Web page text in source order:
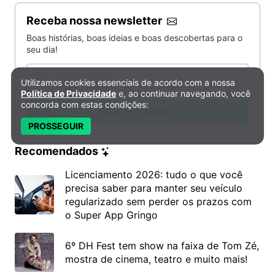
Receba nossa newsletter
Boas histórias, boas ideias e boas descobertas para o
seu dia!
Email
Li e aceito os termos de uso e a política de privacidade.
Quero receber
Recomendados
Licenciamento 2026: tudo o que você
precisa saber para manter seu veículo
regularizado sem perder os prazos com
o Super App Gringo
6º DH Fest tem show na faixa de Tom Zé,
mostra de cinema, teatro e muito mais!
Política de Privacidade e Cookies
Utilizamos cookies essenciais de acordo com a nossa
Política de Privacidade e, ao continuar navegando, você
concorda com estas condições:
PROSSEGUIR